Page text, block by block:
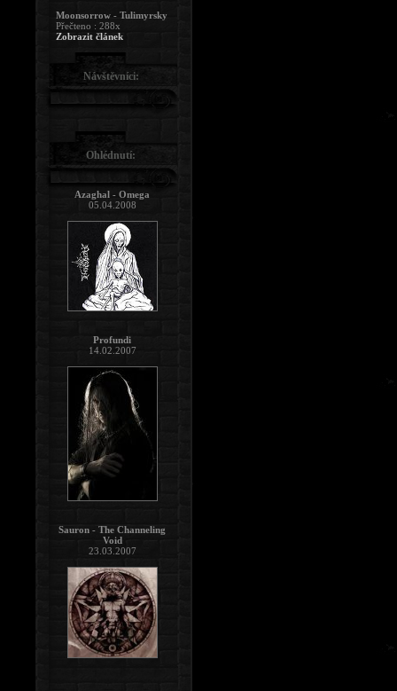
Moonsorrow - Tulimyrsky
Přečteno : 288x
Zobrazit článek
Návštěvníci:
Ohlédnutí:
Azaghal - Omega
05.04.2008
Profundi
14.02.2007
Sauron - The Channeling
Void
23.03.2007